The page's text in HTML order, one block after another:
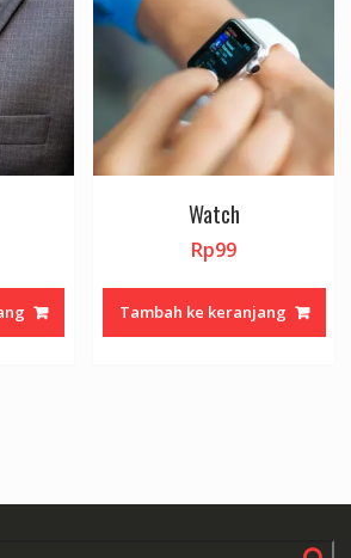
Watch
Rp99
Tambah ke keranjang